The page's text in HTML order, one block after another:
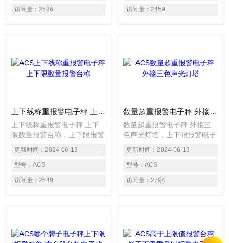
泛应用于制药、食品、保健
品、日化、电池、轻工等行业
产线中重量不合格的产品，产
品重量超出上限设定值时声光
访问量： 2586
泛应用于制药、食品、保健
品、日化、电池、轻工等行业
产线中重量不合格的产品，产
品重量超出上限设定值时声光
访问量： 2459
上下线称重报警电子秤 上下限数量报警台称
上下线称重报警电子秤 上下
限数量报警台称，上下限报警
电子秤主要用于各种自动化包
装流水线上自动重量检测、上
下限判别或重量分级选择，广
泛应用于制药、食品、保健
品、日化、电池、轻工等行业
产线中重量不合格的产品，产
更新时间： 2024-06-13
型号： ACS
访问量： 2549
数量超重报警电子秤 外接三色声光灯塔
数量超重报警电子秤 外接三
色声光灯塔，上下限报警电子
秤主要用于各种自动化包装流
水线上自动重量检测、上下限
判别或重量分级选择，广泛应
用于制药、食品、保健品、日
化、电池、轻工等行业的在线
重量不合格的产品，产品重量
更新时间： 2024-06-13
型号： ACS
访问量： 2794